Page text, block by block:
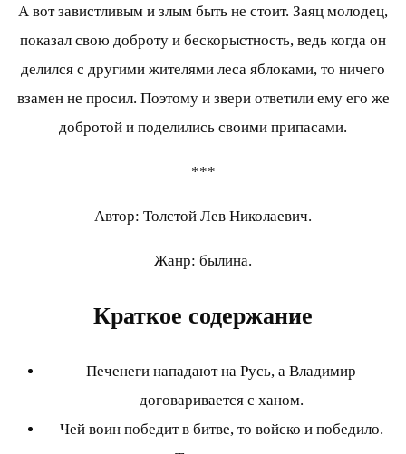
А вот завистливым и злым быть не стоит. Заяц молодец,
показал свою доброту и бескорыстность, ведь когда он
делился с другими жителями леса яблоками, то ничего
взамен не просил. Поэтому и звери ответили ему его же
добротой и поделились своими припасами.
***
Автор: Толстой Лев Николаевич.
Жанр: былина.
Краткое содержание
Печенеги нападают на Русь, а Владимир
договаривается с ханом.
Чей воин победит в битве, то войско и победило.